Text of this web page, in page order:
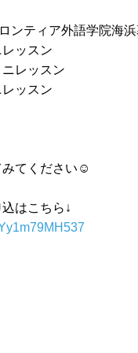
ンティア外語学院海
ッスン
レッスン
ッスン
みてください☺
はこちら↓